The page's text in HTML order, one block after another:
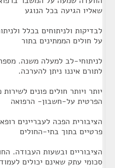
שאליו הגיעה בכל הנוגע
לבדיקות ולניתוחים בכלל
על חולים הממתינים בתור
לניתוחי-לב למעלה משנה.
לתורם איננו ניתן להערכה.
יותר ויותר חולים פונים
הפרטית על-חשבון- הרפואה
הציבורית הפכה לעבריינים
פרטיים בתוך בתי-החולים
הציבוריים ובשעות העבודה.
סכומי עתק שאינם יכולים לעמוד